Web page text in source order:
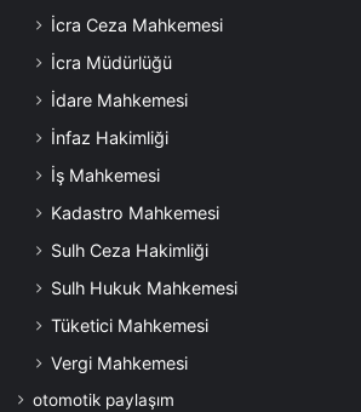
İcra Ceza Mahkemesi
İcra Müdürlüğü
İdare Mahkemesi
İnfaz Hakimliği
İş Mahkemesi
Kadastro Mahkemesi
Sulh Ceza Hakimliği
Sulh Hukuk Mahkemesi
Tüketici Mahkemesi
Vergi Mahkemesi
otomotik paylaşım